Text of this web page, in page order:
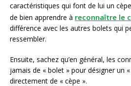
caractéristiques qui font de lui un
de bien apprendre à reconnaître le
différence avec les autres bolets qui
ressembler.
Ensuite, sachez qu’en général, les
jamais de « bolet » pour désigner un
directement de « cèpe ».